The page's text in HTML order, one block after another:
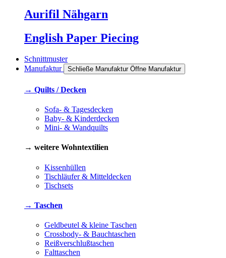
Aurifil Nähgarn
English Paper Piecing
Schnittmuster
Manufaktur
Schließe Manufaktur Öffne Manufaktur
→ Quilts / Decken
Sofa- & Tagesdecken
Baby- & Kinderdecken
Mini- & Wandquilts
→ weitere Wohntextilien
Kissenhüllen
Tischläufer & Mitteldecken
Tischsets
→ Taschen
Geldbeutel & kleine Taschen
Crossbody- & Bauchtaschen
Reißverschlußtaschen
Falttaschen